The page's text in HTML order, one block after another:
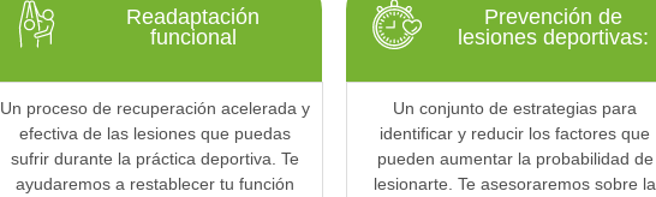
Readaptación
funcional
Un proceso de recuperación acelerada y
efectiva de las lesiones que puedas
sufrir durante la práctica deportiva. Te
ayudaremos a restablecer tu función
Prevención de
lesiones deportivas:
Un conjunto de estrategias para
identificar y reducir los factores que
pueden aumentar la probabilidad de
lesionarte. Te asesoraremos sobre la